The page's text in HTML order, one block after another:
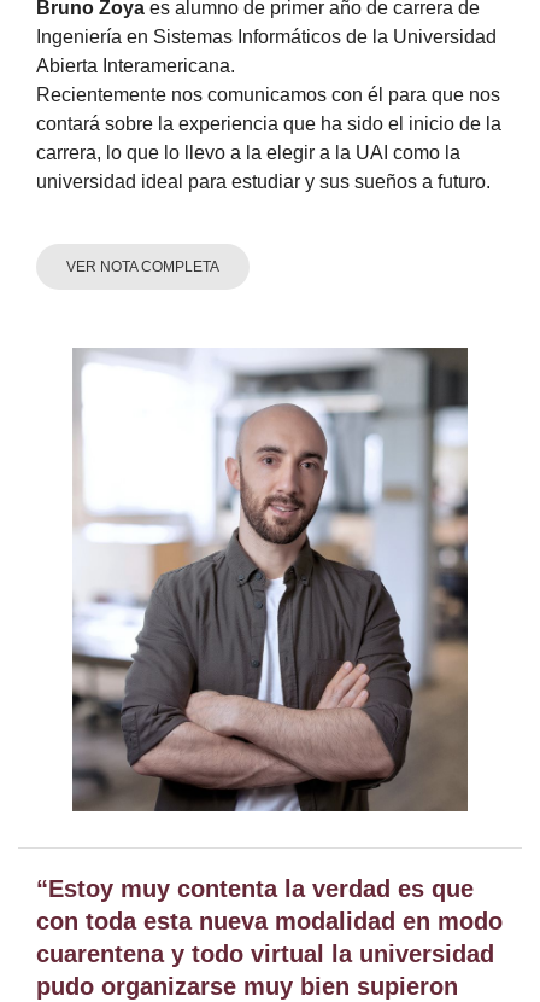
Bruno Zoya es alumno de primer año de carrera de
Ingeniería en Sistemas Informáticos de la Universidad
Abierta Interamericana.
Recientemente nos comunicamos con él para que nos
contará sobre la experiencia que ha sido el inicio de la
carrera, lo que lo llevo a la elegir a la UAI como la
universidad ideal para estudiar y sus sueños a futuro.
VER NOTA COMPLETA
“Estoy muy contenta la verdad es que
con toda esta nueva modalidad en modo
cuarentena y todo virtual la universidad
pudo organizarse muy bien supieron